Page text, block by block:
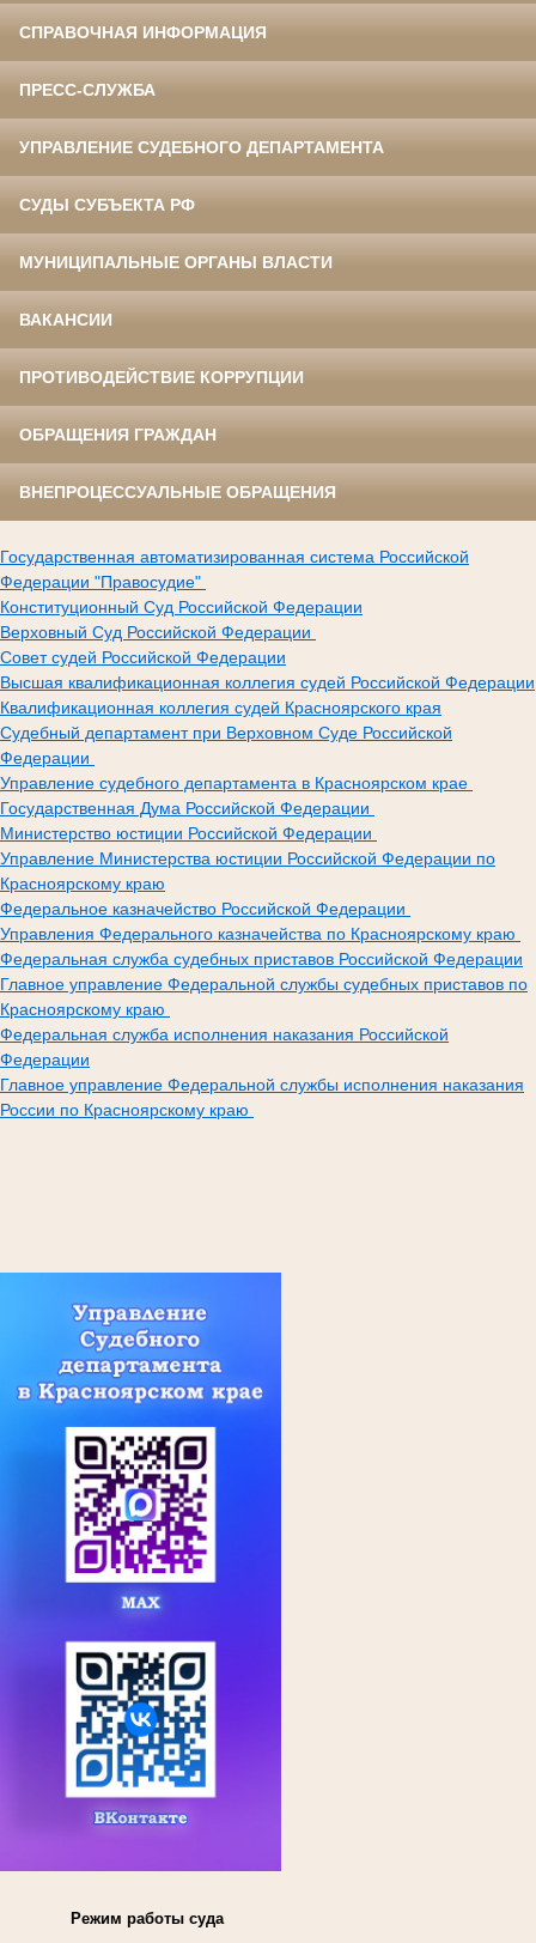
СПРАВОЧНАЯ ИНФОРМАЦИЯ
ПРЕСС-СЛУЖБА
УПРАВЛЕНИЕ СУДЕБНОГО ДЕПАРТАМЕНТА
СУДЫ СУБЪЕКТА РФ
МУНИЦИПАЛЬНЫЕ ОРГАНЫ ВЛАСТИ
ВАКАНСИИ
ПРОТИВОДЕЙСТВИЕ КОРРУПЦИИ
ОБРАЩЕНИЯ ГРАЖДАН
ВНЕПРОЦЕССУАЛЬНЫЕ ОБРАЩЕНИЯ
Государственная автоматизированная система Российской
Федерации "Правосудие"
Конституционный Суд Российской Федерации
Верховный Суд Российской Федерации
Совет судей Российской Федерации
Высшая квалификационная коллегия судей Российской Федерации
Квалификационная коллегия судей Красноярского края
Судебный департамент при Верховном Суде Российской
Федерации
Управление судебного департамента в Красноярском крае
Государственная Дума Российской Федерации
Министерство юстиции Российской Федерации
Управление Министерства юстиции Российской Федерации по
Красноярскому краю
Федеральное казначейство Российской Федерации
Управления Федерального казначейства по Красноярскому краю
Федеральная служба судебных приставов Российской Федерации
Главное управление Федеральной службы судебных приставов по
Красноярскому краю
Федеральная служба исполнения наказания Российской
Федерации
Главное управление Федеральной службы исполнения наказания
России по Красноярскому краю
Режим работы суда